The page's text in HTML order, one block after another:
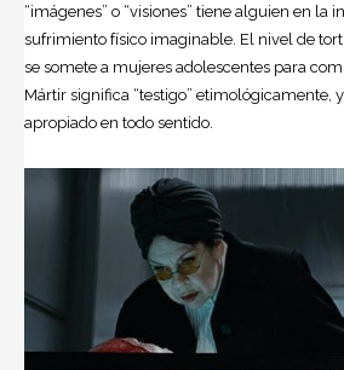
“imágenes” o “visiones” tiene alguien en la
sufrimiento físico imaginable. El nivel de
se somete a mujeres adolescentes para
Mártir significa “testigo” etimológicamente,
apropiado en todo sentido.